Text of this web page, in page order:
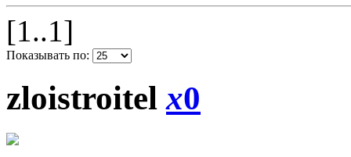
[1..1]
Показывать по:
zloistroitelx0